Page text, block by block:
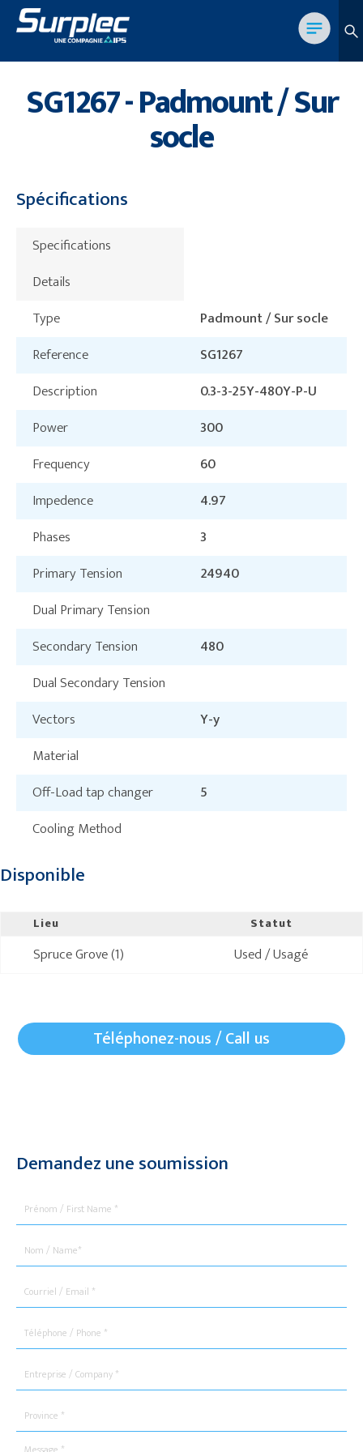
SG1267 - Padmount / Sur
socle
Spécifications
Specifications
Details
Type
Padmount / Sur socle
Reference
SG1267
Description
0.3-3-25Y-480Y-P-U
Power
300
Frequency
60
Impedence
4.97
Phases
3
Primary Tension
24940
Dual Primary Tension
Secondary Tension
480
Dual Secondary Tension
Vectors
Y-y
Material
Off-Load tap changer
5
Cooling Method
Disponible
Lieu Statut
Spruce Grove (1) Used / Usagé
Téléphonez-nous / Call us
Demandez une soumission